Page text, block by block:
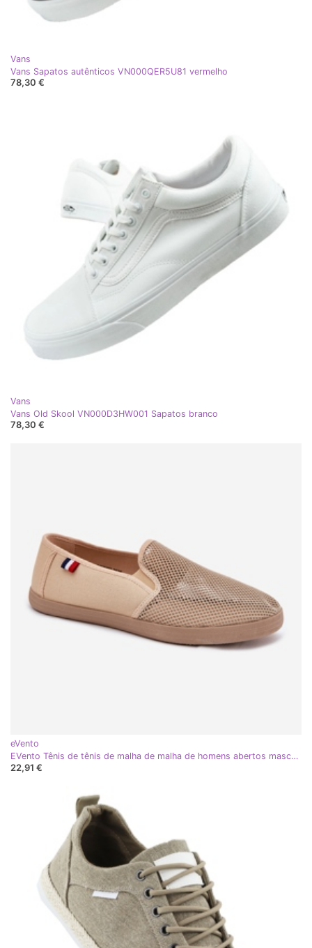
Vans
Vans Sapatos autênticos VN000QER5U81 vermelho
78,30 €
Vans
Vans Old Skool VN000D3HW001 Sapatos branco
78,30 €
eVento
EVento Tênis de tênis de malha de malha de homens abertos masculinos bege
22,91 €